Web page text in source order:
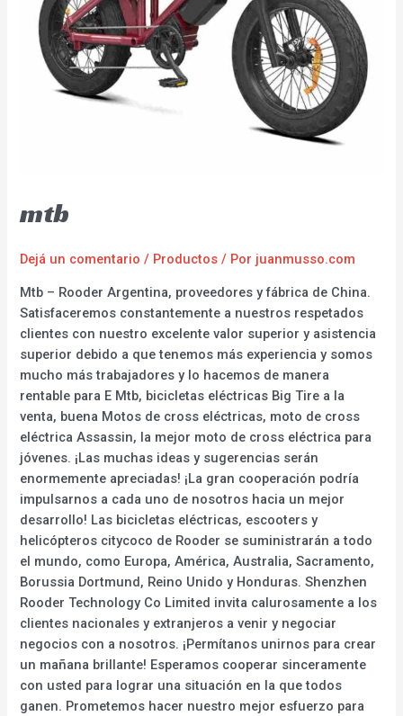
mtb
Dejá un comentario / Productos / Por juanmusso.com
Mtb – Rooder Argentina, proveedores y fábrica de China.
Satisfaceremos constantemente a nuestros respetados
clientes con nuestro excelente valor superior y asistencia
superior debido a que tenemos más experiencia y somos
mucho más trabajadores y lo hacemos de manera
rentable para E Mtb, bicicletas eléctricas Big Tire a la
venta, buena Motos de cross eléctricas, moto de cross
eléctrica Assassin, la mejor moto de cross eléctrica para
jóvenes. ¡Las muchas ideas y sugerencias serán
enormemente apreciadas! ¡La gran cooperación podría
impulsarnos a cada uno de nosotros hacia un mejor
desarrollo! Las bicicletas eléctricas, escooters y
helicópteros citycoco de Rooder se suministrarán a todo
el mundo, como Europa, América, Australia, Sacramento,
Borussia Dortmund, Reino Unido y Honduras. Shenzhen
Rooder Technology Co Limited invita calurosamente a los
clientes nacionales y extranjeros a venir y negociar
negocios con a nosotros. ¡Permítanos unirnos para crear
un mañana brillante! Esperamos cooperar sinceramente
con usted para lograr una situación en la que todos
ganen. Prometemos hacer nuestro mejor esfuerzo para